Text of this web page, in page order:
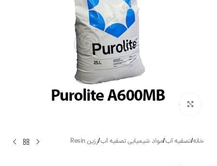
بزرگنمایی تصویر
خانه/تصفیه آب/مواد شیمیایی تصفیه آب/رزین Resin